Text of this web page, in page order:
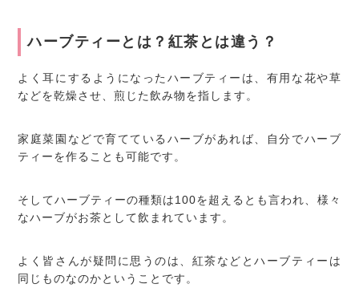
ハーブティーとは？紅茶とは違う？
よく耳にするようになったハーブティーは、有用な花や草
などを乾燥させ、煎じた飲み物を指します。
家庭菜園などで育てているハーブがあれば、自分でハーブ
ティーを作ることも可能です。
そしてハーブティーの種類は100を超えるとも言われ、様々
なハーブがお茶として飲まれています。
よく皆さんが疑問に思うのは、紅茶などとハーブティーは
同じものなのかということです。